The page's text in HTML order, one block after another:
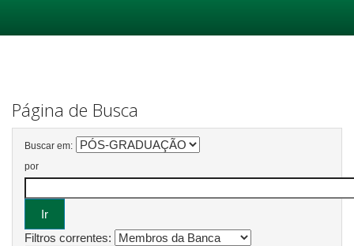
Página de Busca
Buscar em:
por
Filtros correntes: